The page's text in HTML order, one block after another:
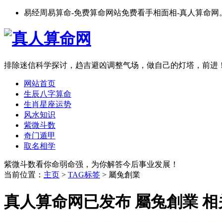
易经周易算命-免费算命网站免费看手相面相-真人算命网
排除迷信科学探讨，趋吉避凶调整气场，做自己的灯塔，前进！
网站首页
生辰八字算命
生肖星座运势
风水知识
紫微斗数
奇门遁甲
取名相学
紫微斗数看你命弱命强，为你解答今后事业发展！
当前位置： 主页 > TAG标签 > 屬兔創業
真人算命网已发布 屬兔創業